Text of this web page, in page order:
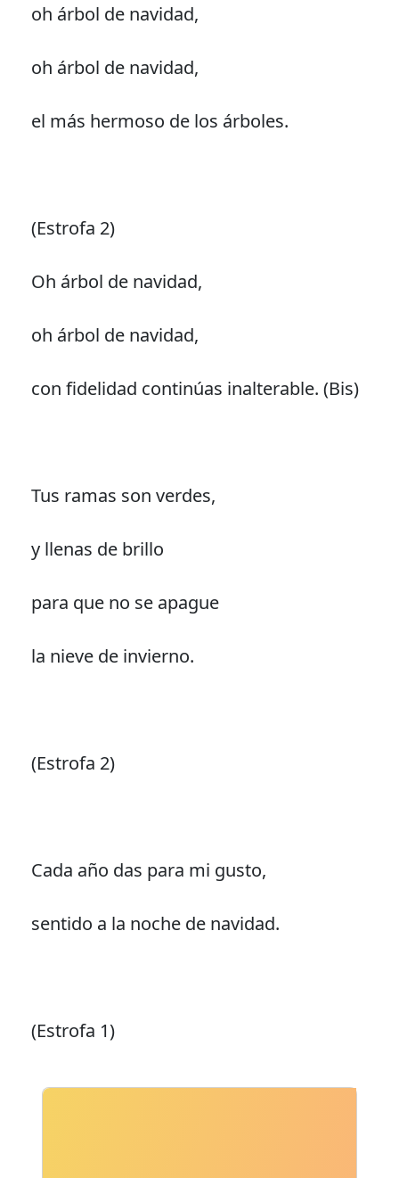
oh árbol de navidad,
oh árbol de navidad,
el más hermoso de los árboles.
(Estrofa 2)
Oh árbol de navidad,
oh árbol de navidad,
con fidelidad continúas inalterable. (Bis)
Tus ramas son verdes,
y llenas de brillo
para que no se apague
la nieve de invierno.
(Estrofa 2)
Cada año das para mi gusto,
sentido a la noche de navidad.
(Estrofa 1)